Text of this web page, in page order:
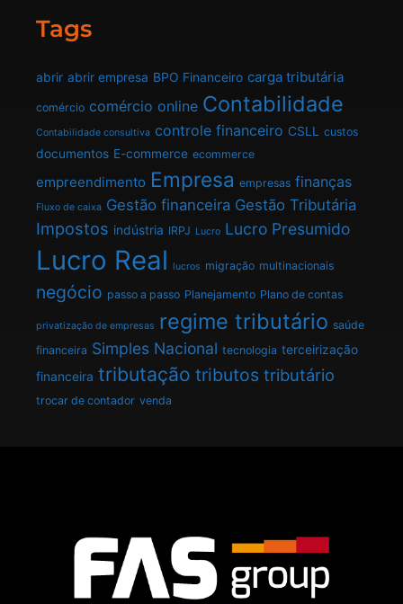
Tags
abrir abrir empresa BPO Financeiro carga tributária
comércio comércio online Contabilidade
Contabilidade consultiva controle financeiro CSLL custos
documentos E-commerce ecommerce
empreendimento Empresa empresas finanças
Fluxo de caixa Gestão financeira Gestão Tributária
Impostos indústria IRPJ Lucro Lucro Presumido
Lucro Real lucros migração multinacionais
negócio passo a passo Planejamento Plano de contas
privatização de empresas regime tributário saúde
financeira Simples Nacional tecnologia terceirização
financeira tributação tributos tributário
trocar de contador venda